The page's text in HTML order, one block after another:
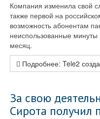
Компания изменила свой
также первой на
возможность абонентам
неиспользованные
месяц.
Подробнее: Tele2
За свою
Сирота получил